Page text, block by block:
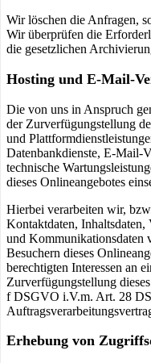
Wir löschen die Anfragen,
Wir überprüfen die
die gesetzlichen
Hosting und E-Mail-
Die von uns in Anspruch
der Zurverfügungstellung
und
Datenbankdienste, E-Mail-
technische
dieses Onlineangebotes
Hierbei verarbeiten wir,
Kontaktdaten, Inhaltsdaten,
und Kommunikationsdaten
Besuchern dieses
berechtigten Interessen an
Zurverfügungstellung
f DSGVO i.V.m. Art. 28
Erhebung von